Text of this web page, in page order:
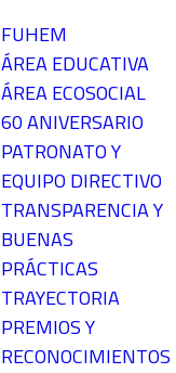
FUHEM
ÁREA EDUCATIVA
ÁREA ECOSOCIAL
60 ANIVERSARIO
PATRONATO Y
EQUIPO DIRECTIVO
TRANSPARENCIA Y
BUENAS
PRÁCTICAS
TRAYECTORIA
PREMIOS Y
RECONOCIMIENTOS